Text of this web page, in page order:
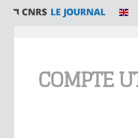
COMPTE